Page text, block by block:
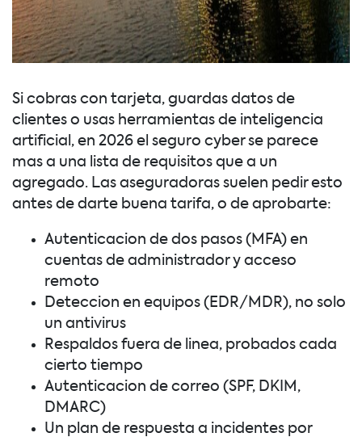
Si cobras con tarjeta, guardas datos de
clientes o usas herramientas de inteligencia
artificial, en 2026 el seguro cyber se parece
mas a una lista de requisitos que a un
agregado. Las aseguradoras suelen pedir esto
antes de darte buena tarifa, o de aprobarte:
Autenticacion de dos pasos (MFA) en
cuentas de administrador y acceso
remoto
Deteccion en equipos (EDR/MDR), no solo
un antivirus
Respaldos fuera de linea, probados cada
cierto tiempo
Autenticacion de correo (SPF, DKIM,
DMARC)
Un plan de respuesta a incidentes por